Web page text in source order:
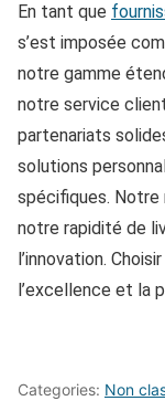
En tant que
s’est imposée
notre gamme
notre service
partenariats
solutions
spécifiques.
notre rapidité de
l’innovation.
l’excellence et la
Categories: Non